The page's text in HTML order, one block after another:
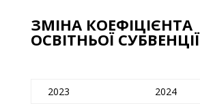
ЗМІНА КОЕФІЦІЄНТА
ОСВІТНЬОЇ СУБВЕНЦІЇ
2023 2024